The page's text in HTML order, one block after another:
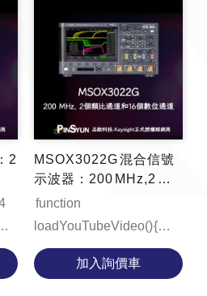
2
MSOX3022G 混合信號
示波器：200 MHz,2 個
類比通道和 16 個數位通
道
loadYouTubeVideo() {
const videoContainer =
加入詢價車